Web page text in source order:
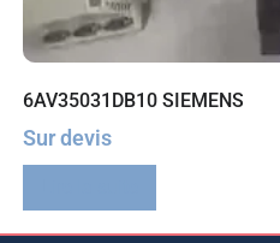
6AV35031DB10 SIEMENS
Sur devis